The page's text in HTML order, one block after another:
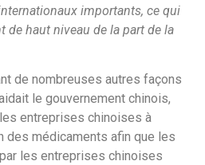
importants, ce qui
de haut niveau de la part de la
de nombreuses autres façons
le gouvernement chinois,
entreprises chinoises à
des médicaments afin que les
les entreprises chinoises